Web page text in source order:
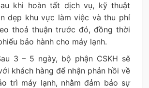
khi hoàn tất dịch vụ, kỹ thuật
dẹp khu vực làm việc và thu phí
thoả thuận trước đó, đồng thời
bảo hành cho máy lạnh.
3 – 5 ngày, bộ phận CSKH sẽ
khách hàng để nhận phản hồi về
trì máy lạnh, nhằm đảm bảo sự